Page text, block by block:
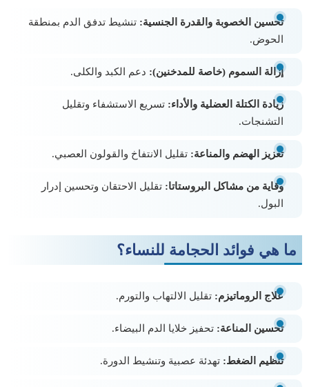
تحسين الخصوبة والقدرة الجنسية: تنشيط تدفق الدم بمنطقة
الحوض.
إزالة السموم (خاصة للمدخنين): دعم الكبد والكلى.
زيادة الكتلة العضلية والأداء: تسريع الاستشفاء وتقليل
التشنجات.
تعزيز الهضم والمناعة: تقليل الانتفاخ والقولون العصبي.
وقاية من مشاكل البروستاتا: تقليل الاحتقان وتحسين إدرار
البول.
ما هي فوائد الحجامة للنساء؟
علاج الروماتيزم: تقليل الالتهاب والتورم.
تحسين المناعة: تحفيز خلايا الدم البيضاء.
تنظيم الضغط: تهدئة عصبية وتنشيط الدورة.